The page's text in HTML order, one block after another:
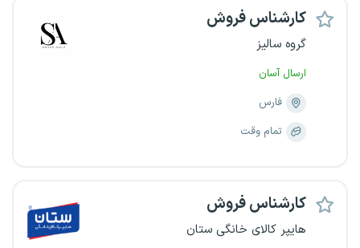
کارشناس فروش
گروه سالیز
ارسال آسان
فارس
تمام وقت
کارشناس فروش
هایپر کالای خانگی ستان